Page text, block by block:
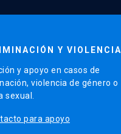
Y VIOLENCIA
y apoyo en casos de
violencia de género o
sexual.
para apoyo